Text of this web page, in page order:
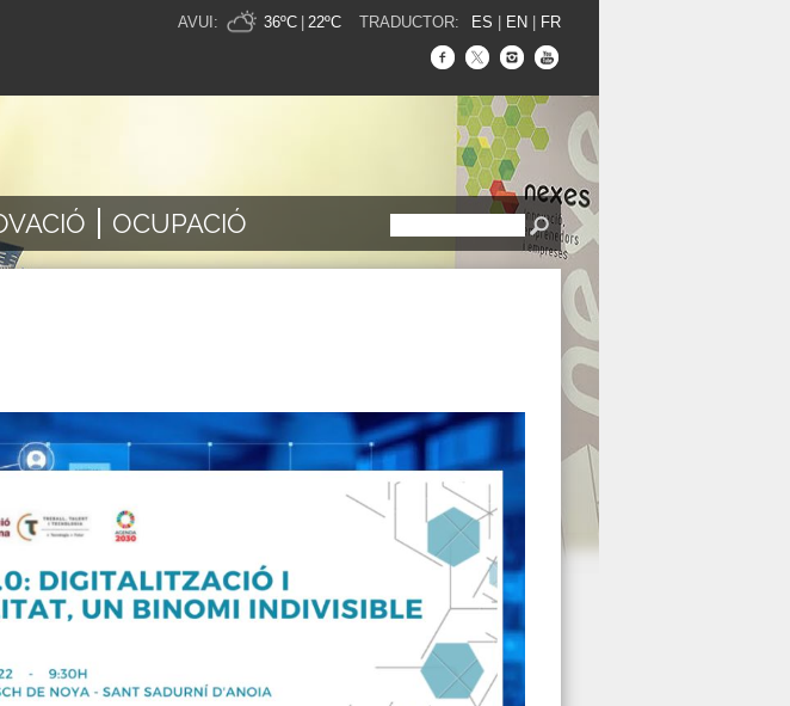
AVUI: 36ºC 22ºC TRADUCTOR: ES EN FR
OCUPACIÓ